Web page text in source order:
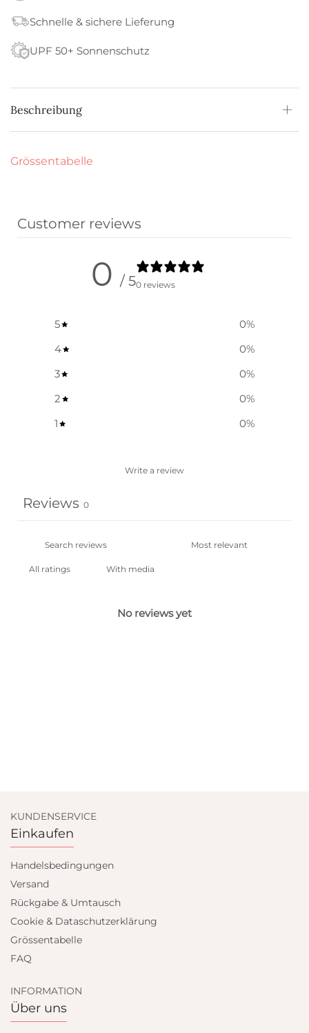
Schnelle & sichere Lieferung
UPF 50+ Sonnenschutz
Beschreibung
Grössentabelle
Customer reviews
0 / 50 reviews
5 0%
4
0%
3
0%
2
0%
1
0%
Write a review
Reviews 0
With media
No reviews yet
KUNDENSERVICE
Einkaufen
Handelsbedingungen
Versand
Rückgabe & Umtausch
Cookie & Dataschutzerklärung
Grössentabelle
FAQ
INFORMATION
Über uns